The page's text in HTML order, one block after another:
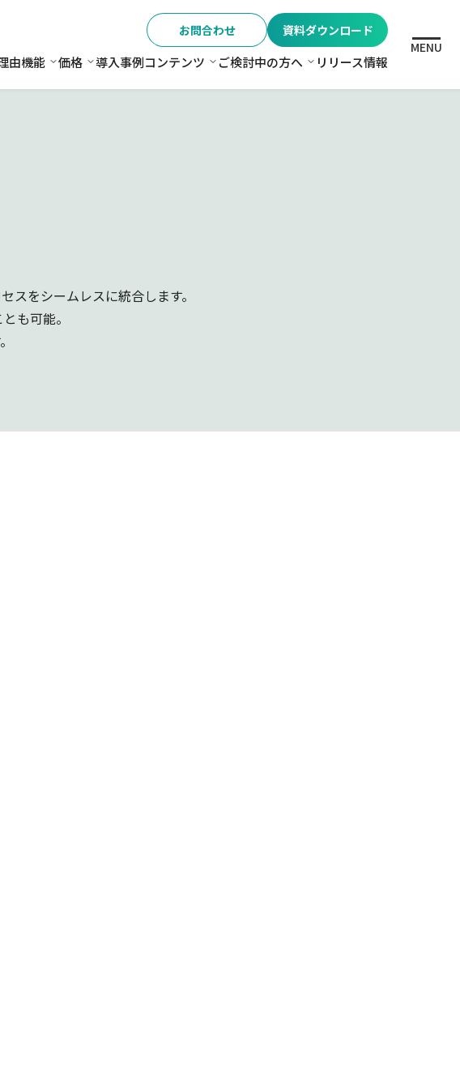
お問合わせ 資料ダウンロード
由機能 機能
価格 価格
導入事例コンテンツ コンテンツ
ご検討中の方へ ご検討中の方へ
リリース情報
MENU
スをシームレスに統合します。
も可能。